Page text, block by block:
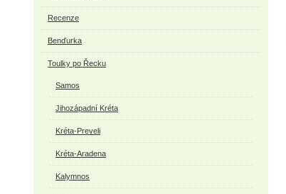
Recenze
Benďurka
Toulky po Řecku
Samos
Jihozápadní Kréta
Kréta-Preveli
Kréta-Aradena
Kalymnos